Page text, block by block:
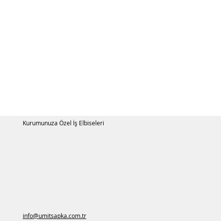
Kurumunuza Özel İş Elbiseleri
info@umitsapka.com.tr